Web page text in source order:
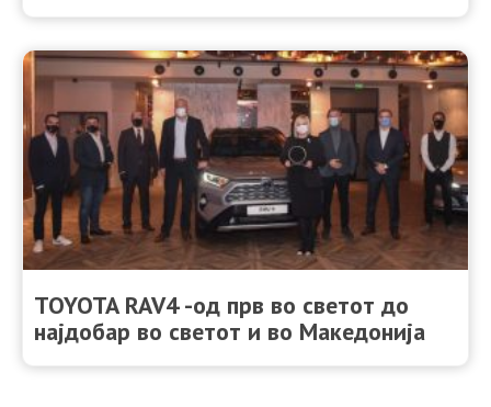
TOYOTA RAV4 -oд прв во светот до
најдобар во светот и во Македонија